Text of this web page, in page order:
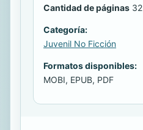
Cantidad de páginas 32
Categoría:
Juvenil No Ficción
Formatos disponibles:
MOBI, EPUB, PDF